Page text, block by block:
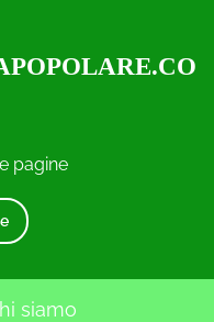
pagine
siamo